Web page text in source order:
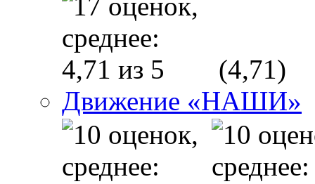
(4,71)
Движение «НАШИ»